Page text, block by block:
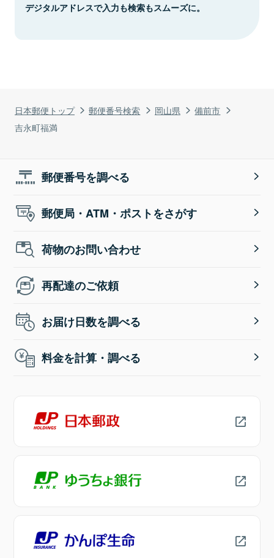
日本郵便トップ 郵便番号検索 岡山県
備前市
吉永町福満
デジタルアドレスで入力も検索もスムーズに。
郵便番号を調べる
郵便局・ATM・ポストをさがす
荷物のお問い合わせ
再配達のご依頼
お届け日数を調べる
料金を計算・調べる